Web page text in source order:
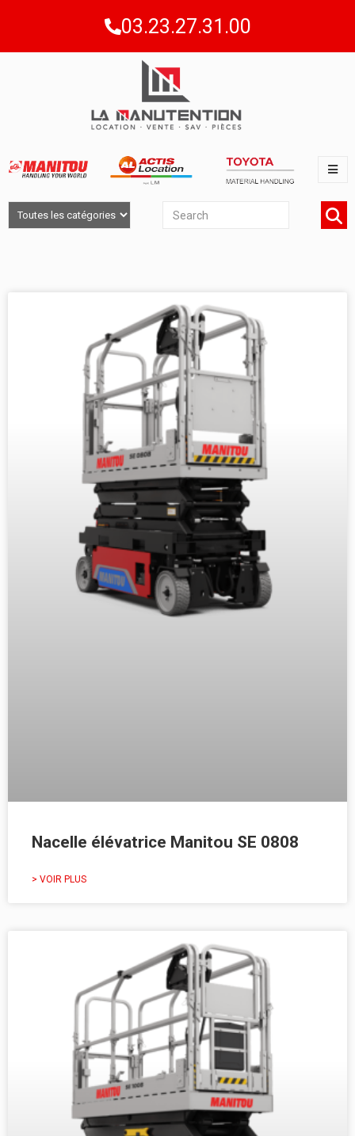
03.23.27.31.00
NACELLES CISEAUX
Nacelle élévatrice Manitou SE 0808
> VOIR PLUS